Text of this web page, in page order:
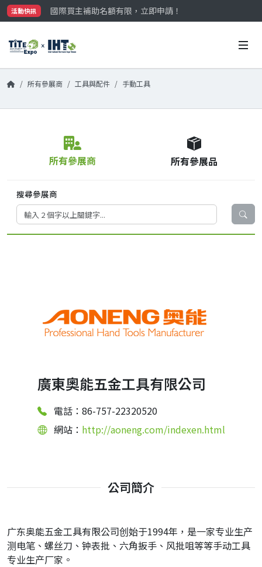
活動快訊
國際買主補助名額有限，立即申請！
參觀門票開放申請中‼️
國際買主補助名額有限，立即申請！
所有參展商 工具與配件 手動工具
所有參展商 所有參展品
搜尋參展商
廣東奧能五金工具有限公司
電話：86-757-22320520
網站： http://aoneng.com/indexen.html
公司簡介
广东奥能五金工具有限公司创始于1994年，是一家专业生产
测电笔、螺丝刀、钟表批、六角扳手、风批咀等等手动工具
专业生产厂家。